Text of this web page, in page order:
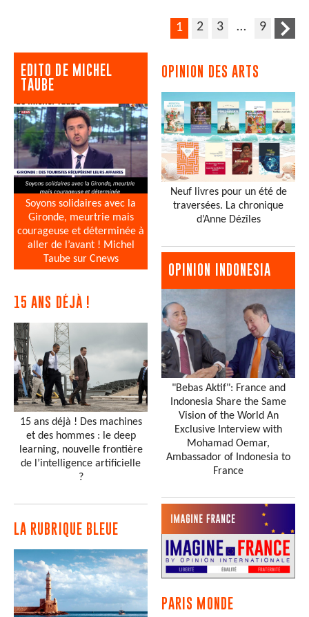
1 2 3 … 9
EDITO DE MICHEL
TAUBE
Soyons solidaires avec la
Gironde, meurtrie mais
courageuse et déterminée à
aller de l’avant ! Michel
Taube sur Cnews
15 ANS DÉJÀ !
15 ans déjà ! Des machines
et des hommes : le deep
learning, nouvelle frontière
de l’intelligence artificielle
?
LA RUBRIQUE BLEUE
OPINION DES ARTS
Neuf livres pour un été de
traversées. La chronique
d’Anne Dézîles
OPINION INDONESIA
"Bebas Aktif": France and
Indonesia Share the Same
Vision of the World An
Exclusive Interview with
Mohamad Oemar,
Ambassador of Indonesia to
France
PARIS MONDE